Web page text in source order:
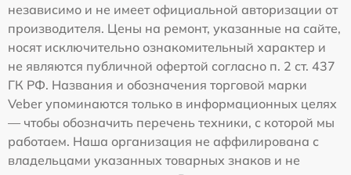
независимо и не имеет официальной авторизации от
производителя. Цены на ремонт, указанные на сайте,
носят исключительно ознакомительный характер и
не являются публичной офертой согласно п. 2 ст. 437
ГК РФ. Названия и обозначения торговой марки
Veber упоминаются только в информационных целях
— чтобы обозначить перечень техники, с которой мы
работаем. Наша организация не аффилирована с
владельцами указанных товарных знаков и не